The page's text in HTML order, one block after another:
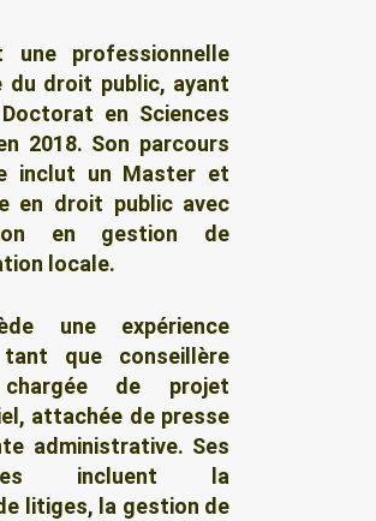
une professionnelle
du droit public, ayant
en Sciences
2018. Son parcours
inclut un Master et
en droit public avec
en gestion de
locale.
une expérience
que conseillère
chargée de projet
attachée de presse
administrative. Ses
incluent la
litiges, la gestion de